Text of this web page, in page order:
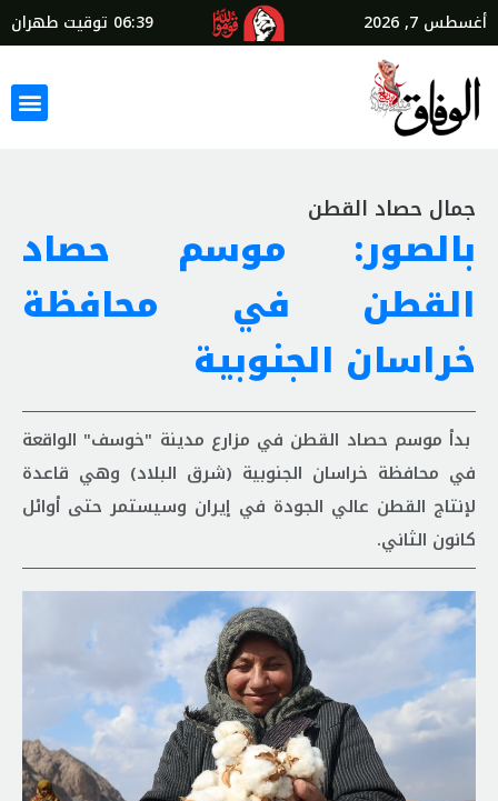
أغسطس 7, 2026 06:39 توقيت طهران
جمال حصاد القطن
بالصور: موسم حصاد
القطن في محافظة
خراسان الجنوبية
بدأ موسم حصاد القطن في مزارع مدينة "خوسف" الواقعة
في محافظة خراسان الجنوبية (شرق البلاد) وهي قاعدة
لإنتاج القطن عالي الجودة في إيران وسيستمر حتى أوائل
كانون الثاني.